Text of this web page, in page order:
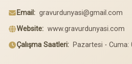
Email: gravurdunyasi@gmail.com
Website: www.gravurdunyasi.com
Çalışma Saatleri: Pazartesi - Cuma: